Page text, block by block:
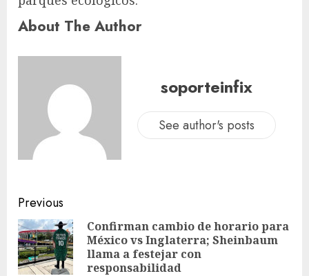
About The Author
soporteinfix
See author's posts
Previous
Confirman cambio de horario para
México vs Inglaterra; Sheinbaum
llama a festejar con
responsabilidad